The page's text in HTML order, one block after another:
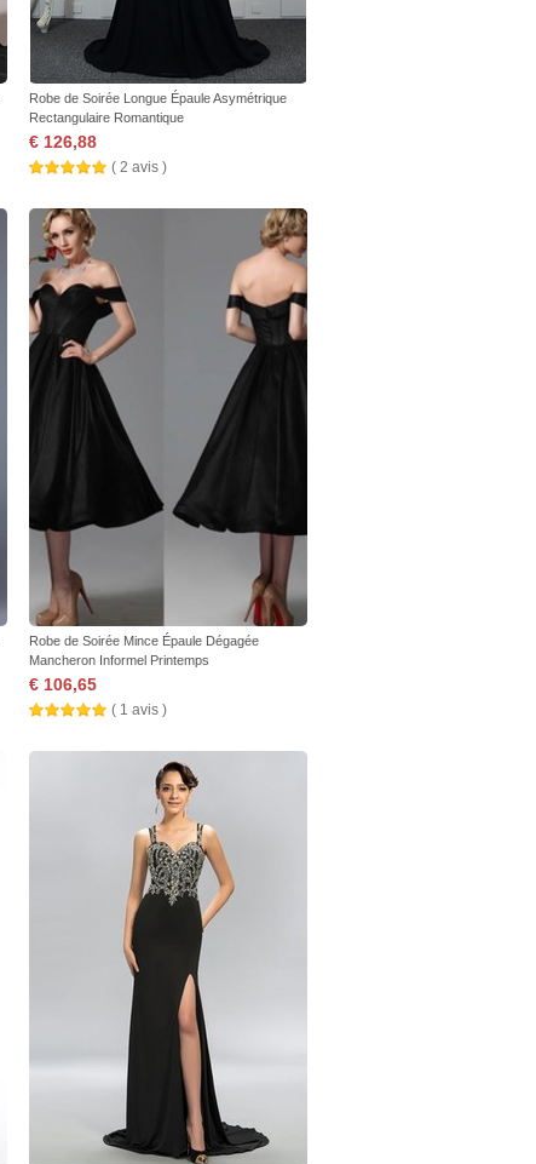
Robe de Soirée Longue Épaule Asymétrique
Rectangulaire Romantique
€ 126,88
( 2 avis )
Robe de Soirée Mince Épaule Dégagée
Mancheron Informel Printemps
€ 106,65
( 1 avis )